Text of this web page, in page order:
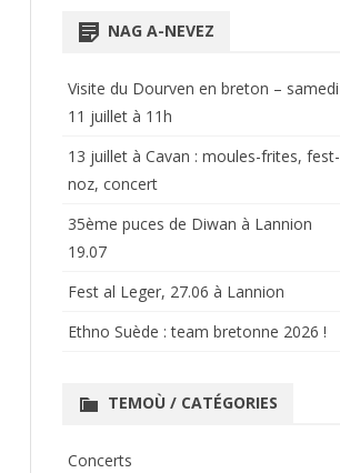
NAG A-NEVEZ
Visite du Dourven en breton – samedi
11 juillet à 11h
13 juillet à Cavan : moules-frites, fest-
noz, concert
35ème puces de Diwan à Lannion
19.07
Fest al Leger, 27.06 à Lannion
Ethno Suède : team bretonne 2026 !
TEMOÙ / CATÉGORIES
Concerts